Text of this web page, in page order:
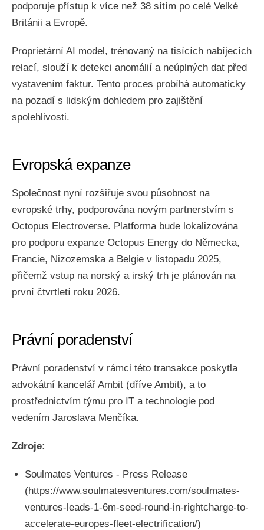
podporuje přístup k více než 38 sítím po celé Velké
Británii a Evropě.
Proprietární AI model, trénovaný na tisících nabíjecích
relací, slouží k detekci anomálií a neúplných dat před
vystavením faktur. Tento proces probíhá automaticky
na pozadí s lidským dohledem pro zajištění
spolehlivosti.
Evropská expanze
Společnost nyní rozšiřuje svou působnost na
evropské trhy, podporována novým partnerstvím s
Octopus Electroverse. Platforma bude lokalizována
pro podporu expanze Octopus Energy do Německa,
Francie, Nizozemska a Belgie v listopadu 2025,
přičemž vstup na norský a irský trh je plánován na
první čtvrtletí roku 2026.
Právní poradenství
Právní poradenství v rámci této transakce poskytla
advokátní kancelář Ambit (dříve Ambit), a to
prostřednictvím týmu pro IT a technologie pod
vedením Jaroslava Menčíka.
Zdroje:
Soulmates Ventures - Press Release
(https://www.soulmatesventures.com/soulmates-
ventures-leads-1-6m-seed-round-in-rightcharge-to-
accelerate-europes-fleet-electrification/)